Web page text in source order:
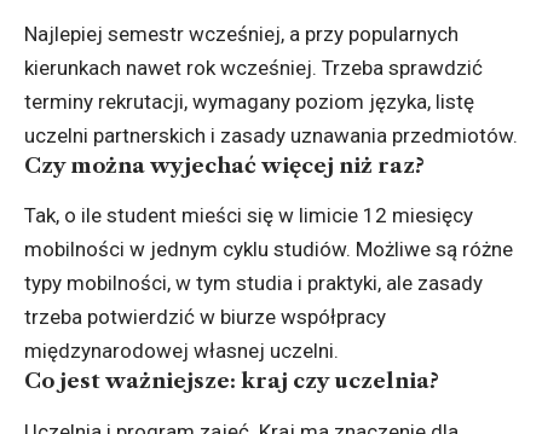
Najlepiej semestr wcześniej, a przy popularnych
kierunkach nawet rok wcześniej. Trzeba sprawdzić
terminy rekrutacji, wymagany poziom języka, listę
uczelni partnerskich i zasady uznawania przedmiotów.
Czy można wyjechać więcej niż raz?
Tak, o ile student mieści się w limicie 12 miesięcy
mobilności w jednym cyklu studiów. Możliwe są różne
typy mobilności, w tym studia i praktyki, ale zasady
trzeba potwierdzić w biurze współpracy
międzynarodowej własnej uczelni.
Co jest ważniejsze: kraj czy uczelnia?